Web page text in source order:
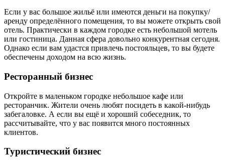
Если у вас большое жильё или имеются деньги на покупку/
аренду определённого помещения, то вы можете открыть свой
отель. Практически в каждом городке есть небольшой мотель
или гостиница. Данная сфера довольно конкурентная сегодня.
Однако если вам удастся привлечь постояльцев, то вы будете
обеспечены доходом на всю жизнь.
Ресторанный бизнес
Откройте в маленьком городке небольшое кафе или
ресторанчик. Жители очень любят посидеть в какой-нибудь
забегаловке. А если вы ещё и хороший собеседник, то
рассчитывайте, что у вас появится много постоянных
клиентов.
Туристический бизнес